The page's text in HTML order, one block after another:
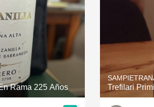
Rama 225 Años Trefilari